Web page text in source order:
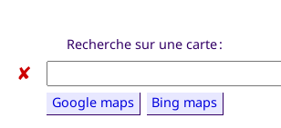
Recherche sur une carte :
✘
Google maps Bing maps